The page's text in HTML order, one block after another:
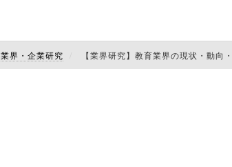
業界・企業研究 【業界研究】教育業界の現状・動向